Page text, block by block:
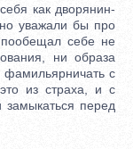
как дворянин-
уважали бы про
себе не
ни образа
с
из страха, и с
перед